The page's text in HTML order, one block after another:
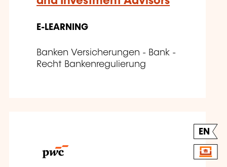
E-LEARNING
Banken Versicherungen - Bank -
Recht Bankenregulierung
EN